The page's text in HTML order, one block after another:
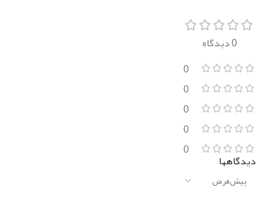
0 دیدگاه
0
0
0
0
0
دیدگاهها